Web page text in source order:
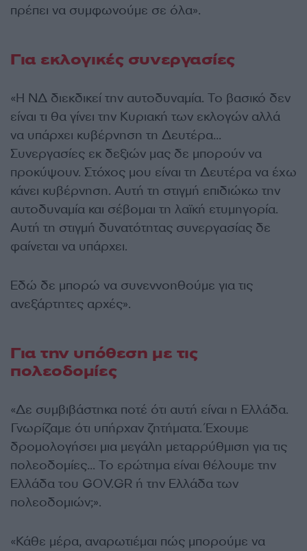
πρέπει να συμφωνούμε σε όλα».
Για εκλογικές συνεργασίες
«Η ΝΔ διεκδικεί την αυτοδυναμία. Το βασικό δεν
είναι τι θα γίνει την Κυριακή των εκλογών αλλά
να υπάρχει κυβέρνηση τη Δευτέρα…
Συνεργασίες εκ δεξιών μας δε μπορούν να
προκύψουν. Στόχος μου είναι τη Δευτέρα να έχω
κάνει κυβέρνηση. Αυτή τη στιγμή επιδιώκω την
αυτοδυναμία και σέβομαι τη λαϊκή ετυμηγορία.
Αυτή τη στιγμή δυνατότητας συνεργασίας δε
φαίνεται να υπάρχει.
Εδώ δε μπορώ να συνεννοηθούμε για τις
ανεξάρτητες αρχές».
Για την υπόθεση με τις
πολεοδομίες
«Δε συμβιβάστηκα ποτέ ότι αυτή είναι η Ελλάδα.
Γνωρίζαμε ότι υπήρχαν ζητήματα. Έχουμε
δρομολογήσει μια μεγάλη μεταρρύθμιση για τις
πολεοδομίες… Το ερώτημα είναι θέλουμε την
Ελλάδα του GOV.GR ή την Ελλάδα των
πολεοδομιών;».
«Κάθε μέρα, αναρωτιέμαι πώς μπορούμε να